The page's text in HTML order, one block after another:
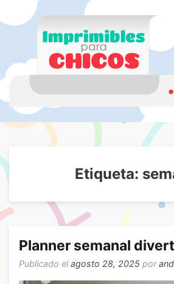
Imprimibles
chicos
Imprimibles para chicos. Juegos.
Etiqueta:
Planner semanal
Publicado elagosto 28, 2025 por